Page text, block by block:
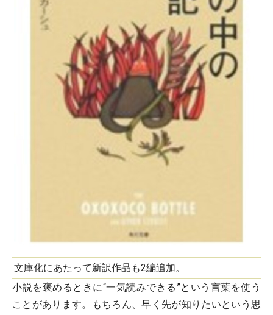
文庫化にあたって新訳作品も2編追加。
小説を褒めるときに“一気読みできる”という言葉を使う
ことがあります。もちろん、早く先が知りたいという思